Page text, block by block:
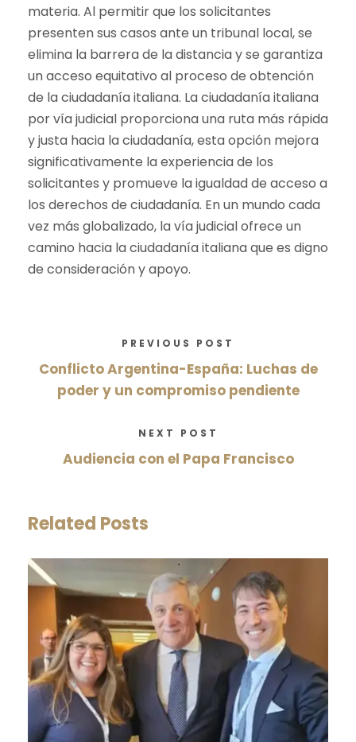
materia. Al permitir que los solicitantes
presenten sus casos ante un tribunal local, se
elimina la barrera de la distancia y se garantiza
un acceso equitativo al proceso de obtención
de la ciudadanía italiana. La ciudadanía italiana
por vía judicial proporciona una ruta más rápida
y justa hacia la ciudadanía, esta opción mejora
significativamente la experiencia de los
solicitantes y promueve la igualdad de acceso a
los derechos de ciudadanía. En un mundo cada
vez más globalizado, la vía judicial ofrece un
camino hacia la ciudadanía italiana que es digno
de consideración y apoyo.
PREVIOUS POST
Conflicto Argentina-España: Luchas de
poder y un compromiso pendiente
NEXT POST
Audiencia con el Papa Francisco
Related Posts